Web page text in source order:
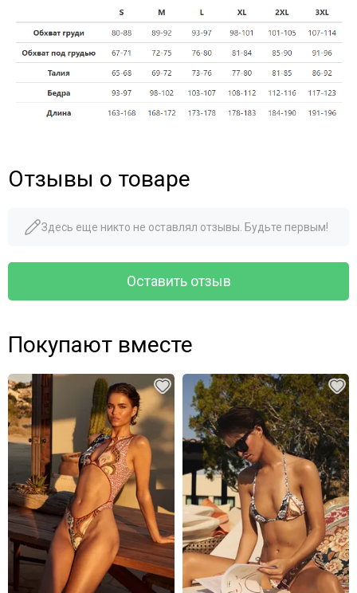
Отзывы о товаре
Здесь еще никто не оставлял отзывы. Будьте первым!
Оставить отзыв
Покупают вместе